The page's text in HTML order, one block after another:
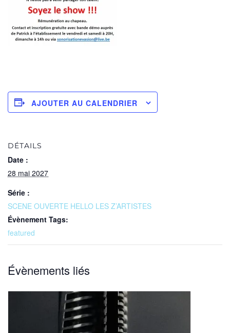
AJOUTER AU CALENDRIER
DÉTAILS
Date :
28 mai 2027
Série :
SCENE OUVERTE HELLO LES Z’ARTISTES
Évènement Tags:
featured
Évènements liés